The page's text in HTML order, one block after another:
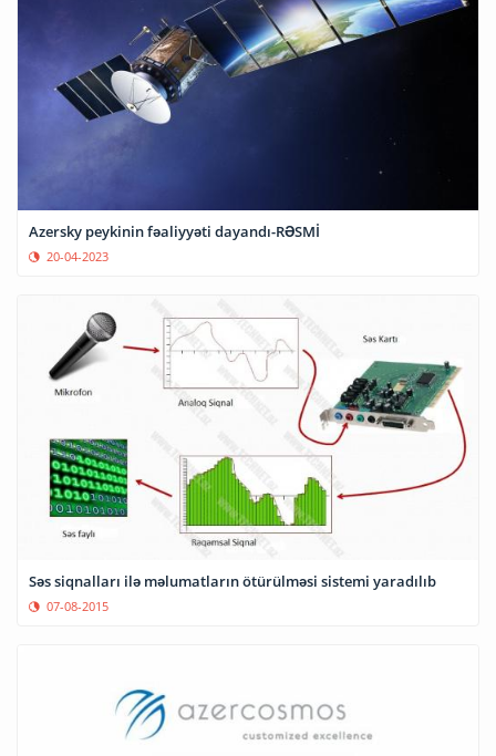
Azersky peykinin fəaliyyəti dayandı-RƏSMİ
20-04-2023
Səs siqnalları ilə məlumatların ötürülməsi sistemi yaradılıb
07-08-2015